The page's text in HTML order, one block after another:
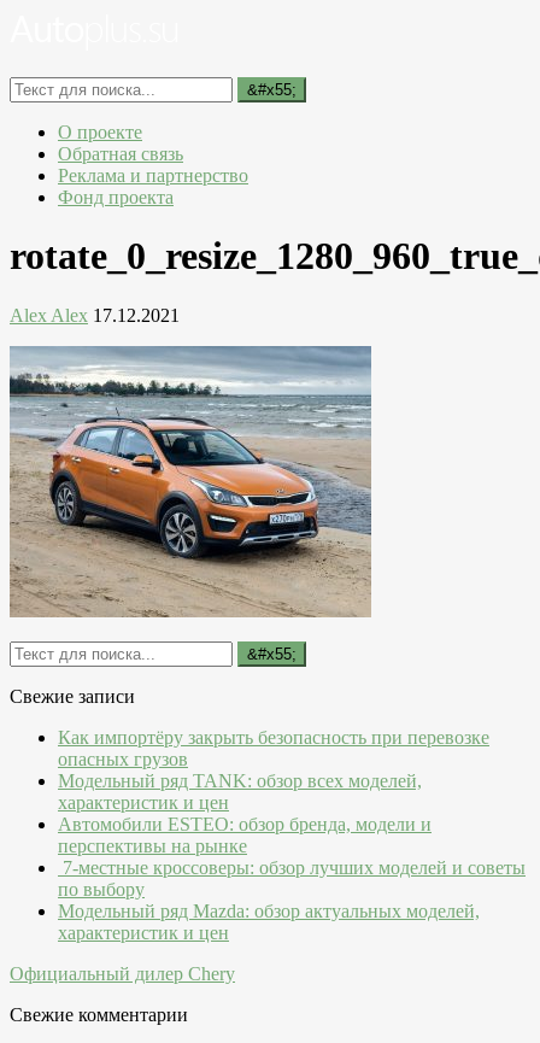
О проекте
Обратная связь
Реклама и партнерство
Фонд проекта
Alex Alex 17.12.2021
Свежие записи
Как импортёру закрыть безопасность при перевозке
опасных грузов
Модельный ряд TANK: обзор всех моделей,
характеристик и цен
Автомобили ESTEO: обзор бренда, модели и
перспективы на рынке
7-местные кроссоверы: обзор лучших моделей и советы
по выбору
Модельный ряд Mazda: обзор актуальных моделей,
характеристик и цен
Официальный дилер Chery
Свежие комментарии